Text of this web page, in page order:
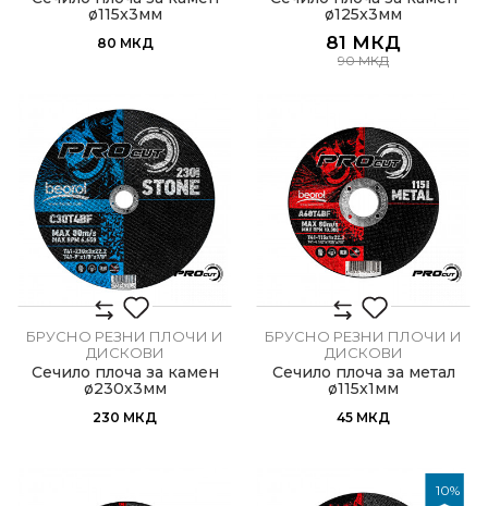
ø115x3мм
80 МКД
ø125x3мм
81 МКД
90МКД
БРУСНО РЕЗНИ ПЛОЧИ И
ДИСКОВИ
Сечило плоча за камен
ø230x3мм
230 МКД
БРУСНО РЕЗНИ ПЛОЧИ И
ДИСКОВИ
Сечило плоча за метал
ø115x1мм
45 МКД
10%